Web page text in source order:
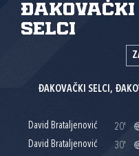
Đakovački
Selci
ĐAKOVAČKI SELCI,
David Brataljenović
20'
David Brataljenović
30'